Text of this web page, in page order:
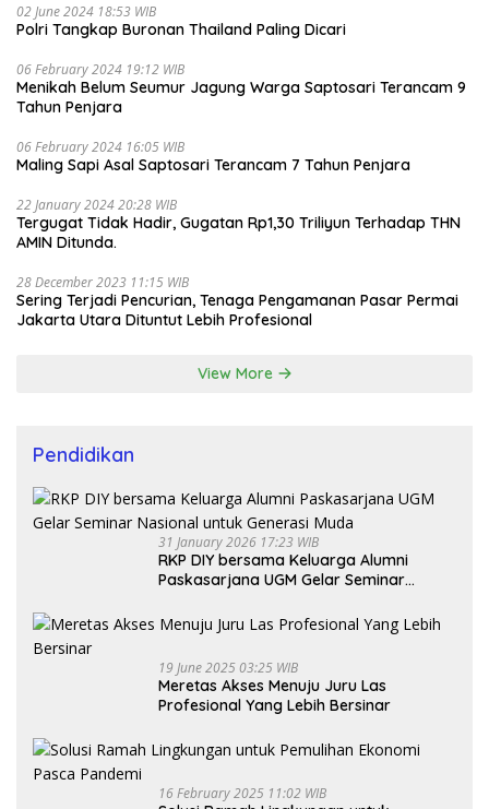
02 June 2024 18:53 WIB
Polri Tangkap Buronan Thailand Paling Dicari
06 February 2024 19:12 WIB
Menikah Belum Seumur Jagung Warga Saptosari Terancam 9
Tahun Penjara
06 February 2024 16:05 WIB
Maling Sapi Asal Saptosari Terancam 7 Tahun Penjara
22 January 2024 20:28 WIB
Tergugat Tidak Hadir, Gugatan Rp1,30 Triliyun Terhadap THN
AMIN Ditunda.
28 December 2023 11:15 WIB
Sering Terjadi Pencurian, Tenaga Pengamanan Pasar Permai
Jakarta Utara Dituntut Lebih Profesional
View More
Pendidikan
31 January 2026 17:23 WIB
RKP DIY bersama Keluarga Alumni
Paskasarjana UGM Gelar Seminar
19 June 2025 03:25 WIB
Meretas Akses Menuju Juru Las
Profesional Yang Lebih Bersinar
16 February 2025 11:02 WIB